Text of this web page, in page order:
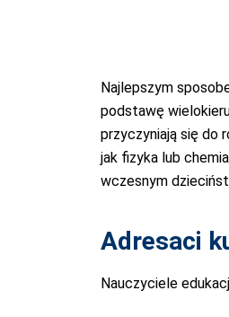
Najlepszym
podstawę
przyczyniają się do
jak fizyka lub
wczesnym
Adresaci
Nauczyciele